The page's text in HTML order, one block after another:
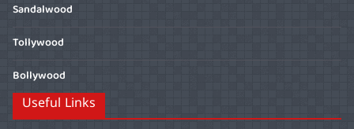
Sandalwood
Tollywood
Bollywood
Useful Links